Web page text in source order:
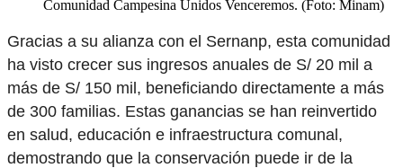
Comunidad Campesina Unidos Venceremos. (Foto: Minam)
Gracias a su alianza con el Sernanp, esta comunidad
ha visto crecer sus ingresos anuales de S/ 20 mil a
más de S/ 150 mil, beneficiando directamente a más
de 300 familias. Estas ganancias se han reinvertido
en salud, educación e infraestructura comunal,
demostrando que la conservación puede ir de la